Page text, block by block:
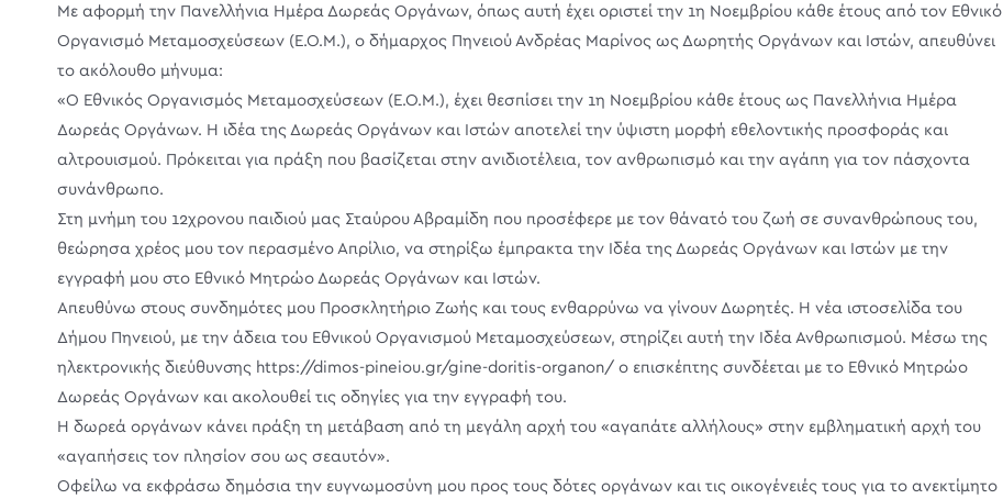
Με αφορμή την Πανελλήνια Ημέρα Δωρεάς Οργάνων, όπως αυτή έχει οριστεί την 1η Νοεμβρίου κάθε έτους από τον Εθνικό
Οργανισμό Μεταμοσχεύσεων (Ε.Ο.Μ.), ο δήμαρχος Πηνειού Ανδρέας Μαρίνος ως Δωρητής Οργάνων και Ιστών, απευθύνει
το ακόλουθο μήνυμα:
«O Εθνικός Οργανισμός Μεταμοσχεύσεων (Ε.Ο.Μ.), έχει θεσπίσει την 1η Νοεμβρίου κάθε έτους ως Πανελλήνια Ημέρα
Δωρεάς Οργάνων. Η ιδέα της Δωρεάς Οργάνων και Ιστών αποτελεί την ύψιστη μορφή εθελοντικής προσφοράς και
αλτρουισμού. Πρόκειται για πράξη που βασίζεται στην ανιδιοτέλεια, τον ανθρωπισμό και την αγάπη για τον πάσχοντα
συνάνθρωπο.
Στη μνήμη του 12χρονου παιδιού μας Σταύρου Αβραμίδη που προσέφερε με τον θάνατό του ζωή σε συνανθρώπους του,
θεώρησα χρέος μου τον περασμένο Απρίλιο, να στηρίξω έμπρακτα την Ιδέα της Δωρεάς Οργάνων και Ιστών με την
εγγραφή μου στο Εθνικό Μητρώο Δωρεάς Οργάνων και Ιστών.
Απευθύνω στους συνδημότες μου Προσκλητήριο Ζωής και τους ενθαρρύνω να γίνουν Δωρητές. Η νέα ιστοσελίδα του
Δήμου Πηνειού, με την άδεια του Εθνικού Οργανισμού Μεταμοσχεύσεων, στηρίζει αυτή την Ιδέα Ανθρωπισμού. Μέσω της
ηλεκτρονικής διεύθυνσης https://dimos-pineiou.gr/gine-doritis-organon/ ο επισκέπτης συνδέεται με το Εθνικό Μητρώο
Δωρεάς Οργάνων και ακολουθεί τις οδηγίες για την εγγραφή του.
Η δωρεά οργάνων κάνει πράξη τη μετάβαση από τη μεγάλη αρχή του «αγαπάτε αλλήλους» στην εμβληματική αρχή του
«αγαπήσεις τον πλησίον σου ως σεαυτόν».
Οφείλω να εκφράσω δημόσια την ευγνωμοσύνη μου προς τους δότες οργάνων και τις οικογένειές τους για το ανεκτίμητο